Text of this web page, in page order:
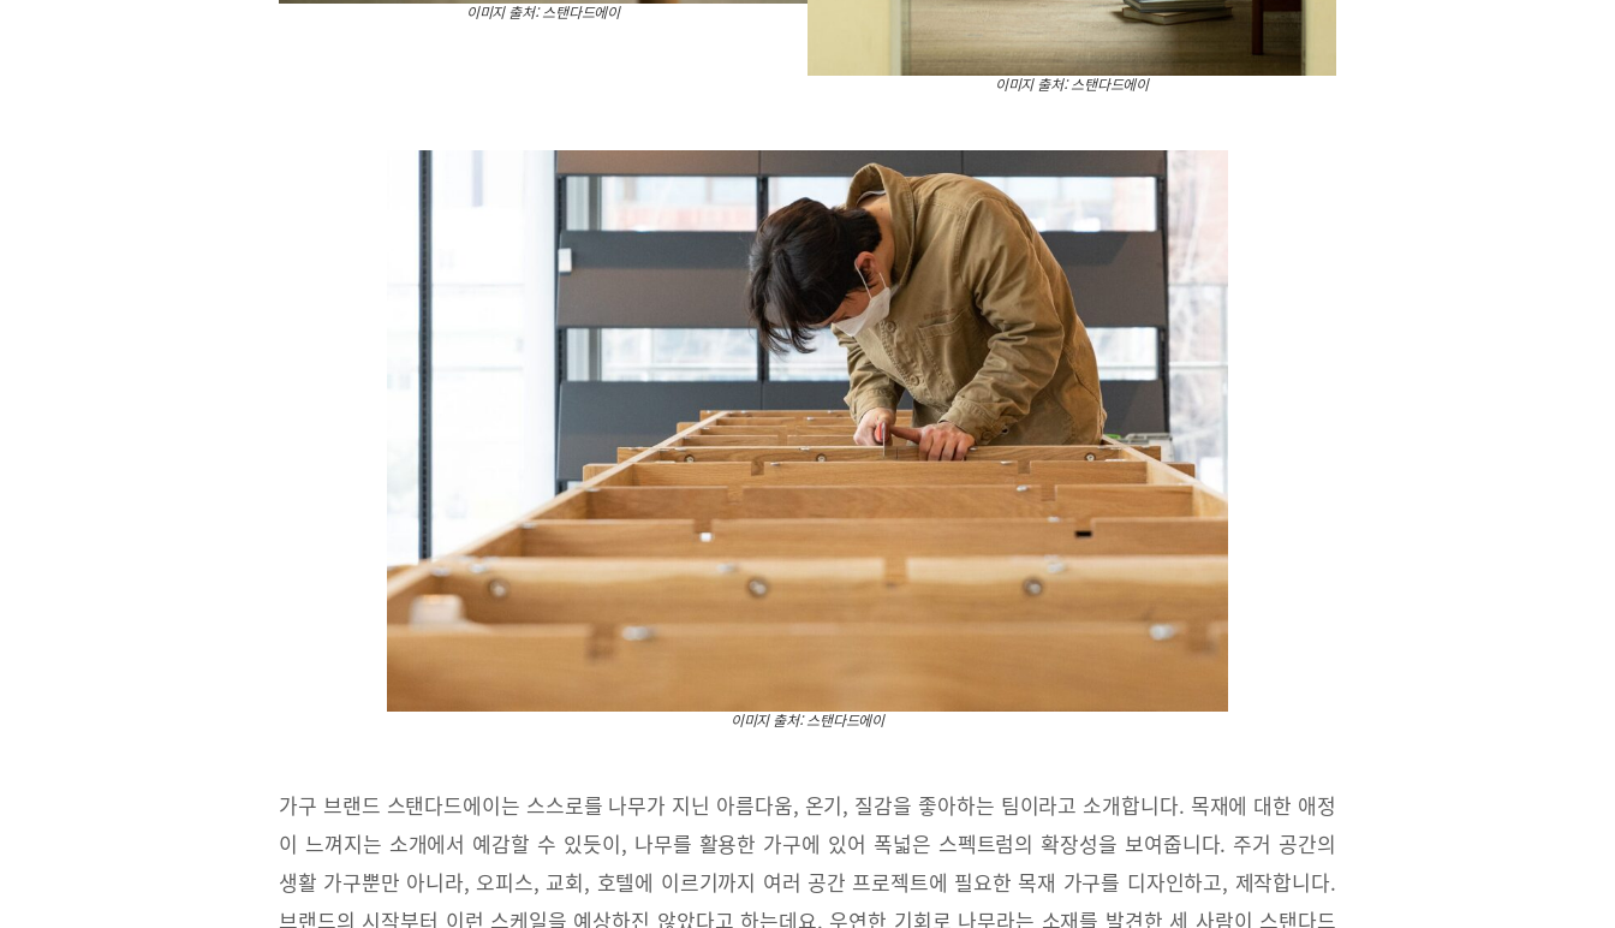
이미지 출처: 스탠다드에이
이미지 출처: 스탠다드에이
이미지 출처: 스탠다드에이
가구 브랜드 스탠다드에이는 스스로를 나무가 지닌 아름다움, 온기, 질감을 좋아하는 팀이라고 소개합니다. 목재에 대한 애정
이 느껴지는 소개에서 예감할 수 있듯이, 나무를 활용한 가구에 있어 폭넓은 스펙트럼의 확장성을 보여줍니다. 주거 공간의
생활 가구뿐만 아니라, 오피스, 교회, 호텔에 이르기까지 여러 공간 프로젝트에 필요한 목재 가구를 디자인하고, 제작합니다.
브랜드의 시작부터 이런 스케일을 예상하진 않았다고 하는데요. 우연한 기회로 나무라는 소재를 발견한 세 사람이 스탠다드